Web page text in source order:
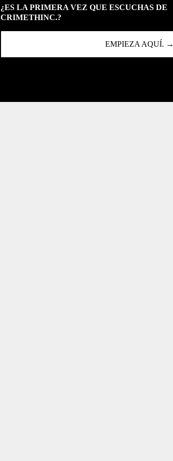
¿ES LA PRIMERA VEZ QUE ESCUCHAS DE
CRIMETHINC.?
EMPIEZA AQUÍ. →